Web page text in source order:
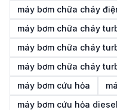
máy bơm chữa cháy
máy bơm chữa cháy
máy bơm chữa cháy
máy bơm chữa cháy
máy bơm cứu hỏa
máy bơm cứu hỏa diesel